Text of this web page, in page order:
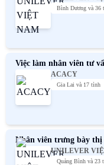
Bình Dương và 36
Việc làm nhân viên tư
ACACY
Gia Lai và 17 tỉnh
Nhân viên trưng bày
UNILEVER
Quảng Bình và 23